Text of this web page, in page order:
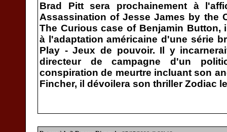
Brad Pitt sera prochainement à
Assassination of Jesse James by the
The Curious case of Benjamin Button,
à l'adaptation américaine d'une série
Play - Jeux de pouvoir. Il y
directeur de campagne d'un
conspiration de meurtre incluant son
Fincher, il dévoilera son thriller Zodiac